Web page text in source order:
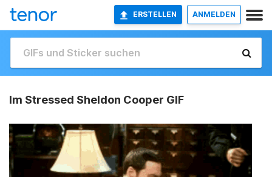
ERSTELLEN ANMELDEN
Im Stressed Sheldon Cooper GIF